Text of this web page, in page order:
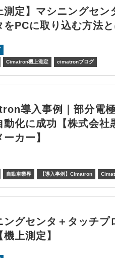
測定】マシニングセ
をPCに取り込む方法と
Cimatron機上測定 cimatronブログ
導入事例｜部分電
動化に成功【株式会社
カー】
自動車業界 【導入事例】Cimatron
ングセンタ＋タッチプ
上測定】